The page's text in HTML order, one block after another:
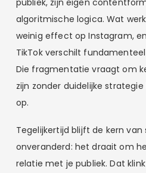
publiek, zijn eigen
algoritmische logica. Wat
weinig effect op Instagram,
TikTok verschilt
Die fragmentatie vraagt om
zijn zonder duidelijke
op.
Tegelijkertijd blijft de kern
onveranderd: het draait om
relatie met je publiek. Dat